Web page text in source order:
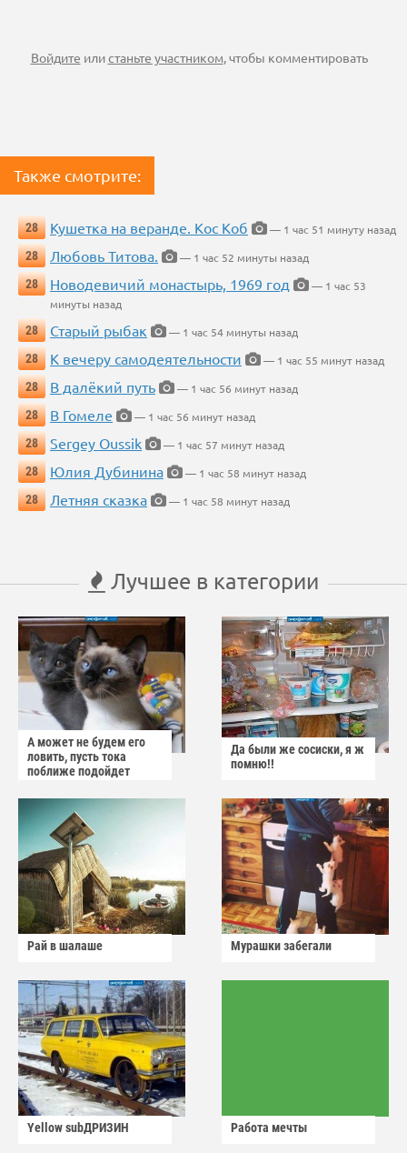
Войдите илистаньте участником, чтобы комментировать
Также смотрите:
28 Кушетка на веранде. Кос Коб
— 1 час 51 минуту назад
28
Любовь Титова.
— 1 час 52 минуты назад
28
Новодевичий монастырь, 1969 год
— 1 час 53
минуты назад
28
Старый рыбак
— 1 час 54 минуты назад
28
К вечеру самодеятельности
— 1 час 55 минут назад
28
В далёкий путь
— 1 час 56 минут назад
28
В Гомеле
— 1 час 56 минут назад
28
Sergey Oussik
— 1 час 57 минут назад
28
Юлия Дубинина
— 1 час 58 минут назад
28
Летняя сказка — 1 час 58 минут назад
Лучшее в категории
А может не будем его
ловить, пусть тока
поближе подойдет
Да были же сосиски, я ж
помню!!
Рай в шалаше Мурашки забегали
Yellow subДРИЗИН Работа мечты